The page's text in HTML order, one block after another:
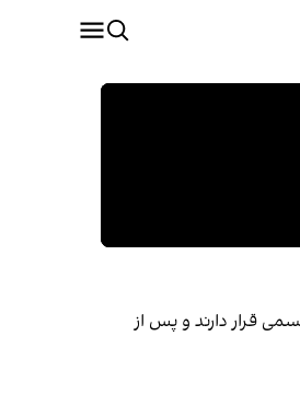
قرار دارند و پس از